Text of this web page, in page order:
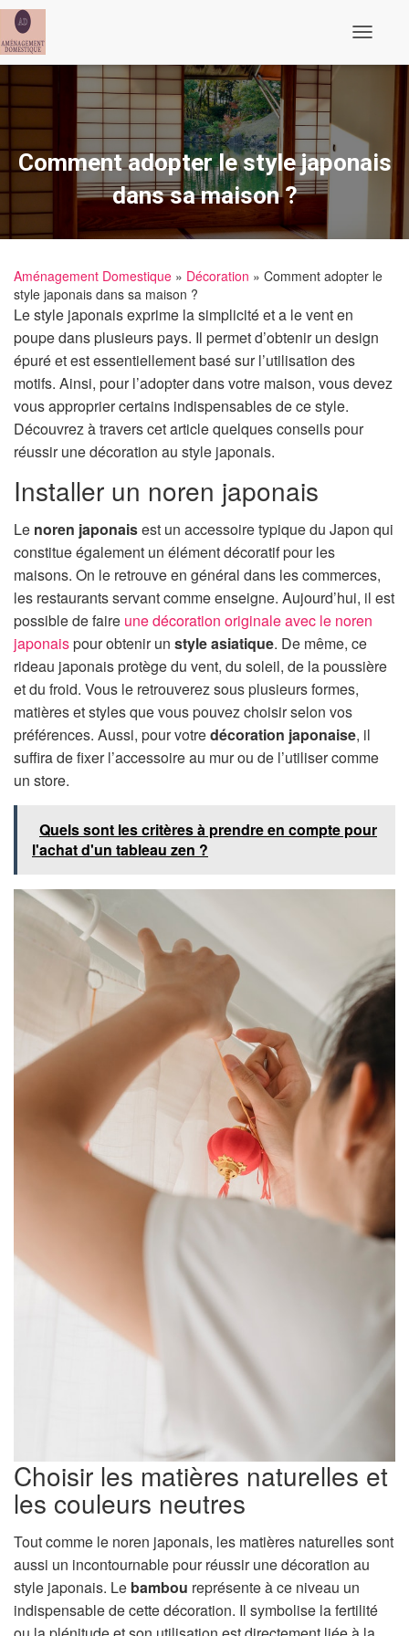
Comment adopter le style japonais
dans sa maison ?
Aménagement Domestique » Décoration » Comment adopter le
style japonais dans sa maison ?
Le style japonais exprime la simplicité et a le vent en
poupe dans plusieurs pays. Il permet d’obtenir un design
épuré et est essentiellement basé sur l’utilisation des
motifs. Ainsi, pour l’adopter dans votre maison, vous devez
vous approprier certains indispensables de ce style.
Découvrez à travers cet article quelques conseils pour
réussir une décoration au style japonais.
Installer un noren japonais
Le noren japonaisest un accessoire typique du Japon qui
constitue également un élément décoratif pour les
maisons. On le retrouve en général dans les commerces,
les restaurants servant comme enseigne. Aujourd’hui, il est
possible de faire une décoration originale avec le noren
japonaispour obtenir un style asiatique. De même, ce
rideau japonais protège du vent, du soleil, de la poussière
et du froid. Vous le retrouverez sous plusieurs formes,
matières et styles que vous pouvez choisir selon vos
préférences. Aussi, pour votredécoration japonaise, il
suffira de fixer l’accessoire au mur ou de l’utiliser comme
un store.
Quels sont les critères à prendre en compte pour
l'achat d'un tableau zen ?
Choisir les matières naturelles et
les couleurs neutres
Tout comme le noren japonais, les matières naturelles sont
aussi un incontournable pour réussir une décoration au
style japonais. Le bambou représente à ce niveau un
indispensable de cette décoration. Il symbolise la fertilité